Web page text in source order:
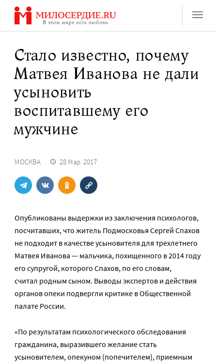
Перейти
содержанию
Стало известно, почему
Матвея Иванова не дали
усыновить
воспитавшему его
мужчине
МОСКВА 28 Мар. 2017
Опубликованы выдержки из заключения психологов,
посчитавших, что житель Подмосковья Сергей Спахов
не подходит в качестве усыновителя для трехлетнего
Матвея Иванова — мальчика, похищенного в 2014 году
его супругой, которого Спахов, по его словам,
считал родным сыном. Выводы экспертов и действия
органов опеки подвергли критике в Общественной
палате России.
«По результатам психологического обследования
гражданина, выразившего желание стать
усыновителем, опекуном (попечителем), приемным